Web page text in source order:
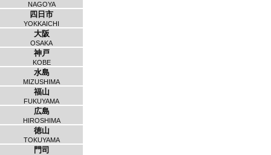
NAGOYA
四日市
YOKKAICHI
大阪
OSAKA
神戸
KOBE
水島
MIZUSHIMA
福山
FUKUYAMA
広島
HIROSHIMA
徳山
TOKUYAMA
門司